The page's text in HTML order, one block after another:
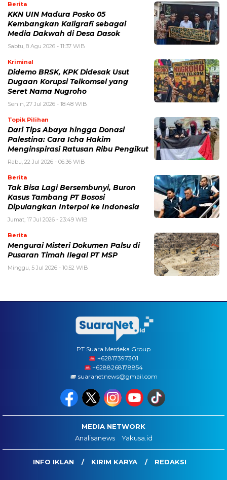
Berita
KKN UIN Madura Posko 05
Kembangkan Kaligrafi sebagai
Media Dakwah di Desa Dasok
Sabtu, 8 Agu 2026 - 11:37 WIB
Kriminal
Didemo BRSK, KPK Didesak Usut
Dugaan Korupsi Telkomsel yang
Seret Nama Nugroho
Senin, 27 Jul 2026 - 18:48 WIB
Topik Pilihan
Dari Tips Abaya hingga Donasi
Palestina: Cara Icha Hakim
Menginspirasi Ratusan Ribu Pengikut
Rabu, 22 Jul 2026 - 06:36 WIB
Berita
Tak Bisa Lagi Bersembunyi, Buron
Kasus Tambang PT Bososi
Dipulangkan Interpol ke Indonesia
Jumat, 17 Jul 2026 - 23:49 WIB
Berita
Mengurai Misteri Dokumen Palsu di
Pusaran Timah Ilegal PT MSP
Minggu, 5 Jul 2026 - 10:52 WIB
PT Suara Merdeka Group
‪+62817397301
+6288268178854
suaranetnews@gmail.com
MEDIA NETWORK
Analisanews
Yakusa.id
INFO IKLAN KIRIM KARYA REDAKSI